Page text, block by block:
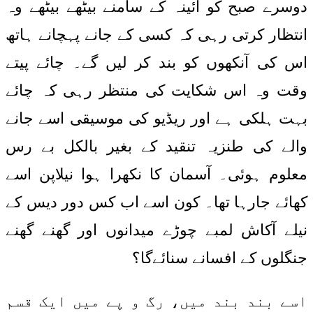
دوسرے صبح کو آئینہ کے سامنے بیٹھے بیٹھے وہ
انتظار کرتی رہی کہ کسی کے جانے پہچانے ہاتھ
اس کی آنکھوں کو بند کر لیں گے۔ چائے پیتے
وقت وہ اس شکایت کی منتظر رہی کہ چائے
بہت ہلکی ہے اور ریڈیو کی موسیقی اسے جانے
والے کی طنزیہ تنقید کے بغیر بالکل بے رس
معلوم ہوئی۔ آسمان کا نکھرا ہوا نیلاپن اسے
کھائے جارہا تھا۔ کون اسے اب کس دور دیس کے
نیلے آکاش لمبے چوڑے میدانوں اور گھنے گھنے
جنگلوں کے افسانے سنائےگا؟
اسے بند بند میں، رگ و پے میں ایک قسم